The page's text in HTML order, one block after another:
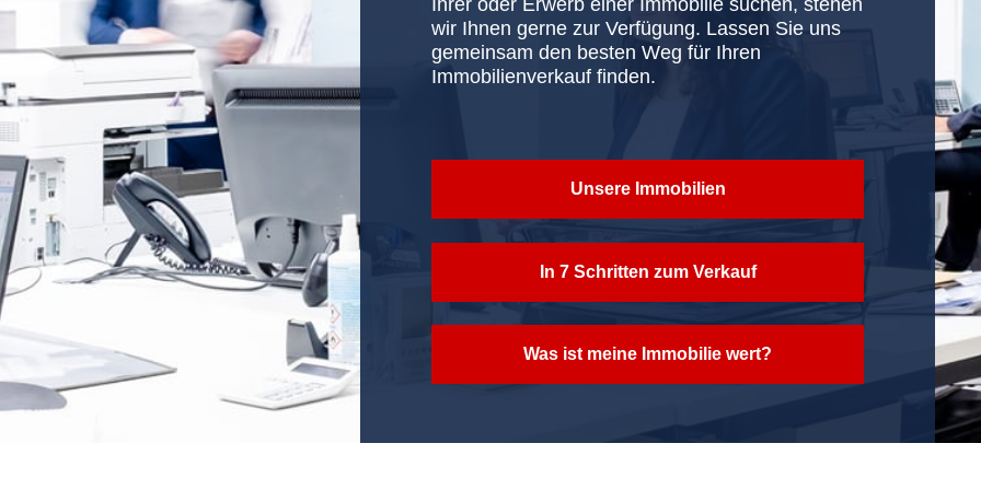
Ihrer oder Erwerb einer Immobilie suchen, stehen
wir Ihnen gerne zur Verfügung. Lassen Sie uns
gemeinsam den besten Weg für Ihren
Immobilienverkauf finden.
Unsere Immobilien
In 7 Schritten zum Verkauf
Was ist meine Immobilie wert?